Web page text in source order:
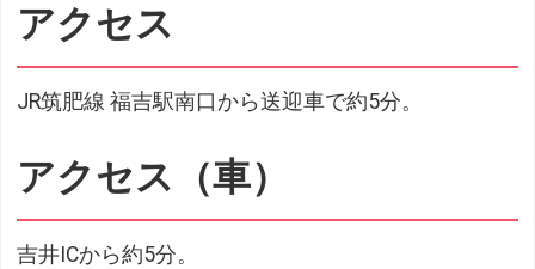
アクセス
JR筑肥線 福吉駅南口から送迎車で約5分。
アクセス（車）
吉井ICから約5分。